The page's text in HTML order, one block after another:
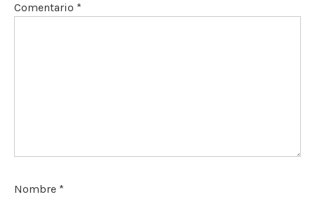
Comentario *
Nombre *